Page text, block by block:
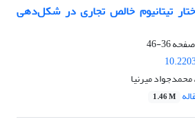
تیتانیوم خالص تجاری در شکل‌دهی
36-46
میرنیا
1.46 M